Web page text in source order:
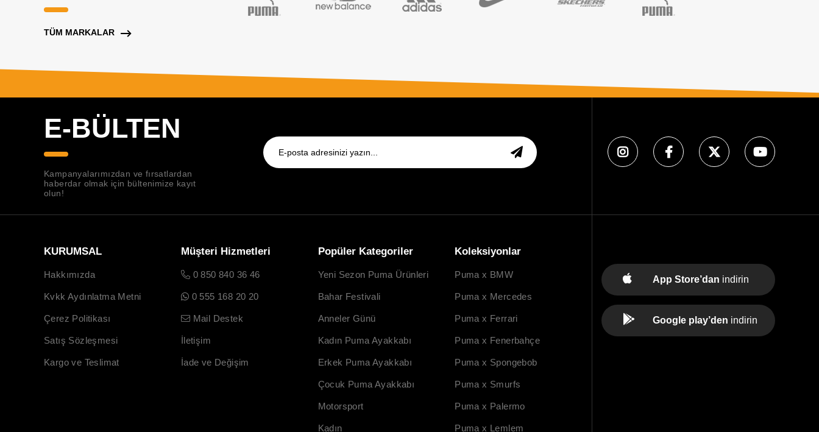
TÜM MARKALAR
E-BÜLTEN
Kampanyalarımızdan ve fırsatlardan
haberdar olmak için bültenimize kayıt
olun!
KURUMSAL
Hakkımızda
Kvkk Aydınlatma Metni
Çerez Politikası
Satış Sözleşmesi
Kargo ve Teslimat
Müşteri Hizmetleri
0 850 840 36 46
0 555 168 20 20
Mail Destek
İletişim
İade ve Değişim
Popüler Kategoriler
Yeni Sezon Puma Ürünleri
Bahar Festivali
Anneler Günü
Kadın Puma Ayakkabı
Erkek Puma Ayakkabı
Çocuk Puma Ayakkabı
Motorsport
Kadın
Koleksiyonlar
Puma x BMW
Puma x Mercedes
Puma x Ferrari
Puma x Fenerbahçe
Puma x Spongebob
Puma x Smurfs
Puma x Palermo
Puma x Lemlem
App Store’dan indirin
Google play’den indirin